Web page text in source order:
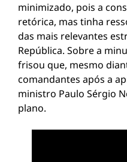
minimizado, pois a
retórica, mas tinha
das mais relevantes
República. Sobre a
frisou que, mesmo
comandantes após a
ministro Paulo Sérgio
plano.